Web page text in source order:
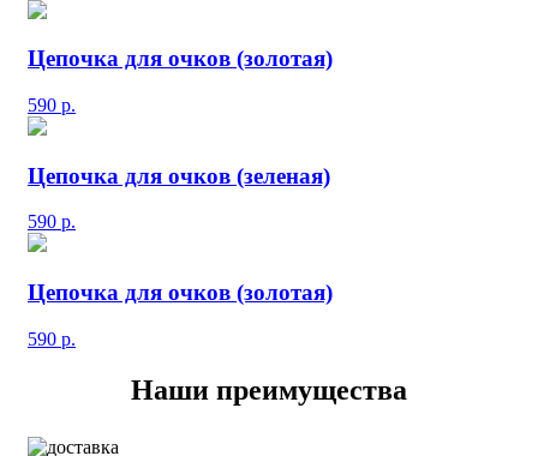
Цепочка для очков (золотая)
590 р.
Цепочка для очков (зеленая)
590 р.
Цепочка для очков (золотая)
590 р.
Наши преимущества